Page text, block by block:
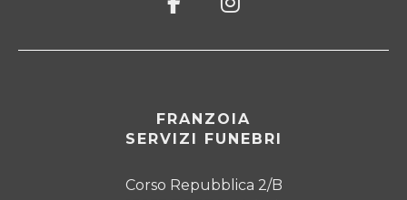
FRANZOIA
SERVIZI FUNEBRI
Corso Repubblica 2/B